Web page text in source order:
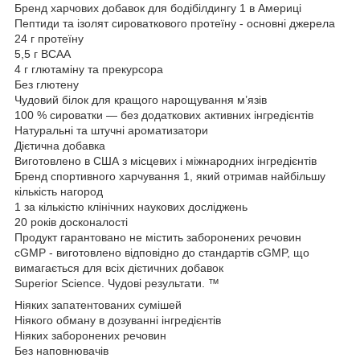
Бренд харчових добавок для бодібілдингу 1 в Америці
Пептиди та ізолят сироваткового протеїну - основні джерела
24 г протеїну
5,5 г BCAA
4 г глютаміну та прекурсора
Без глютену
Чудовий білок для кращого нарощування м’язів
100 % сироватки — без додаткових активних інгредієнтів
Натуральні та штучні ароматизатори
Дієтична добавка
Виготовлено в США з місцевих і міжнародних інгредієнтів
Бренд спортивного харчування 1, який отримав найбільшу
кількість нагород
1 за кількістю клінічних наукових досліджень
20 років досконалості
Продукт гарантовано не містить заборонених речовин
cGMP - виготовлено відповідно до стандартів cGMP, що
вимагається для всіх дієтичних добавок
Superior Science. Чудові результати. ™
Ніяких запатентованих сумішей
Ніякого обману в дозуванні інгредієнтів
Ніяких заборонених речовин
Без наповнювачів